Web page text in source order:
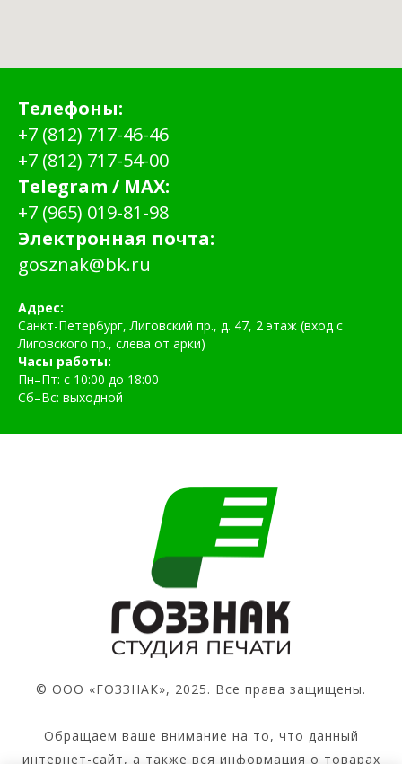
Телефоны:
+7 (812) 717-46-46
+7 (812) 717-54-00
Telegram / MAX:
+7 (965) 019-81-98
Электронная почта:
gosznak@bk.ru
Адрес:
Санкт-Петербург, Лиговский пр., д. 47, 2 этаж (вход с
Лиговского пр., слева от арки)
Часы работы:
Пн–Пт: с 10:00 до 18:00
Сб–Вс: выходной
© ООО «ГОЗЗНАК», 2025. Все права защищены.
Обращаем ваше внимание на то, что данный
интернет-сайт, а также вся информация о товарах